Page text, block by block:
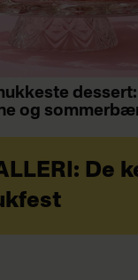
dessert:
og
De